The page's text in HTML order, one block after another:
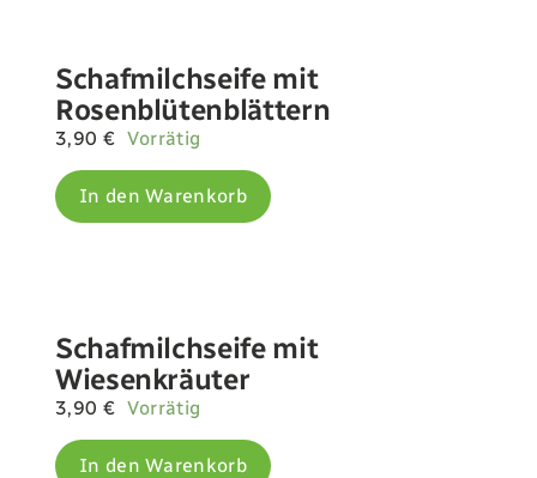
Schafmilchseife mit
Rosenblütenblättern
3,90 € Vorrätig
In den Warenkorb
Schafmilchseife mit
Wiesenkräuter
3,90 € Vorrätig
In den Warenkorb